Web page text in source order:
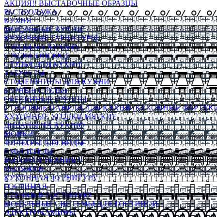
АКЦИЯ!! ВЫСТАВОЧНЫЕ ОБРАЗЦЫ
РАСПРОДАЖА
КУХНЯ
МОДУЛЬНЫЕ КУХНИ
КУХОННЫЕ ГАРНИТУРЫ
СТОЛЫ НА КУХНЮ
СТОЛЫ КНИЖКИ
СТУЛЬЯ ДЛЯ КУХНИ
ТАБУРЕТЫ
СТОЛЕШНИЦЫ ДЛЯ КУХНИ
БАРНЫЕ СТУЛЬЯ
ОБЕДЕННЫЕ ГРУППЫ
СТЕНОВЫЕ ПАНЕЛИ ДЛЯ КУХНИ (КУХОННЫЕ
КУХОННЫЕ УГОЛКИ МЯГКИЕ
ДИВАНЫ НА КУХНЮ
МОЙКИ
ФИЛЬТРЫ ДЛЯ ВОДЫ
СМЕСИТЕЛИ
БЫТОВАЯ ТЕХНИКА
ВЫТЯЖКИ
КУХОННАЯ ФУРНИТУРА
ГОСТИНАЯ
СТЕНКИ В ГОСТИНУЮ
МОДУЛЬНЫЕ СИСТЕМЫ ДЛЯ ГОСТИНОЙ
ЭЛЕКТРОКАМИНЫ